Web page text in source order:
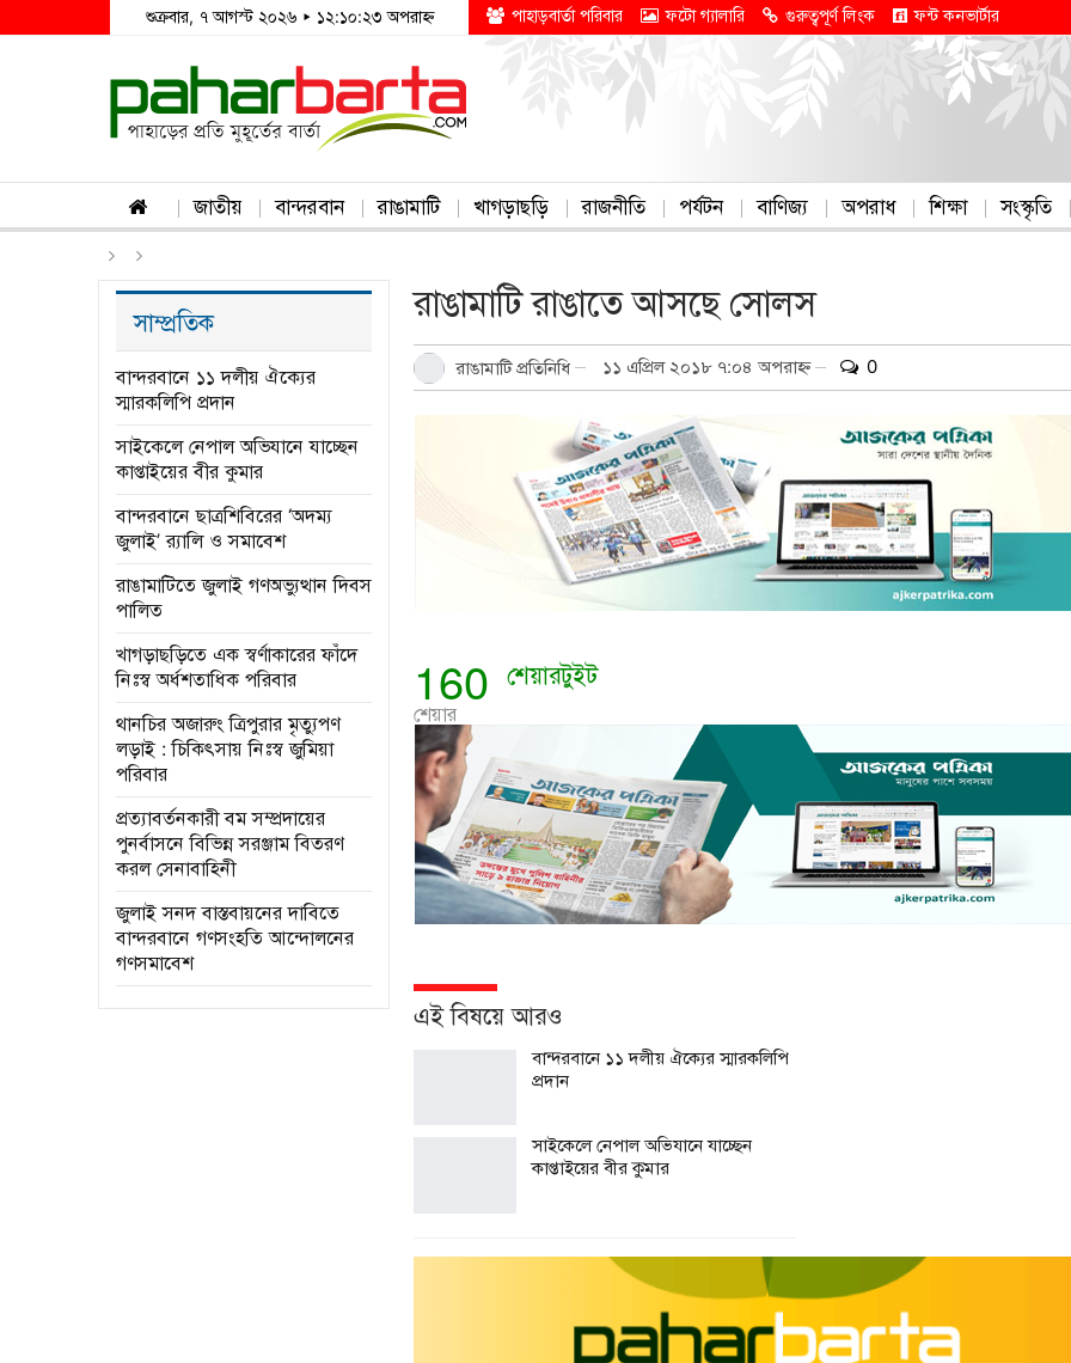
শুক্রবার, ৭ আগস্ট ২০২৬ ▸ ১২:১০:২৩ অপরাহ্ন পাহাড়বার্তা পরিবার ফটো গ্যালারি গুরুত্বপূর্ণ লিংক ফন্ট কনভার্টার
জাতীয় বান্দরবান রাঙামাটি খাগড়াছড়ি রাজনীতি পর্যটন বাণিজ্য অপরাধ শিক্ষা সংস্কৃতি
রাঙামাটি রাঙাতে আসছে সোলস
রাঙামাটি প্রতিনিধি ১১ এপ্রিল ২০১৮ ৭:০৪ অপরাহ্ন 0
160
শেয়ার
শেয়ারটুইট
এই বিষয়ে আরও
বান্দরবানে ১১ দলীয় ঐক্যের স্মারকলিপি
প্রদান
সাইকেলে নেপাল অভিযানে যাচ্ছেন
কাপ্তাইয়ের বীর কুমার
সাম্প্রতিক
বান্দরবানে ১১ দলীয় ঐক্যের
স্মারকলিপি প্রদান
সাইকেলে নেপাল অভিযানে যাচ্ছেন
কাপ্তাইয়ের বীর কুমার
বান্দরবানে ছাত্রশিবিরের ‘অদম্য
জুলাই’ র‌্যালি ও সমাবেশ
রাঙামাটিতে জুলাই গণঅভ্যুত্থান দিবস
পালিত
খাগড়াছড়িতে এক স্বর্ণাকারের ফাঁদে
নিঃস্ব অর্ধশতাধিক পরিবার
থানচির অজারুং ত্রিপুরার মৃত্যুপণ
লড়াই : চিকিৎসায় নিঃস্ব জুমিয়া
পরিবার
প্রত্যাবর্তনকারী বম সম্প্রদায়ের
পুনর্বাসনে বিভিন্ন সরঞ্জাম বিতরণ
করল সেনাবাহিনী
জুলাই সনদ বাস্তবায়নের দাবিতে
বান্দরবানে গণসংহতি আন্দোলনের
গণসমাবেশ